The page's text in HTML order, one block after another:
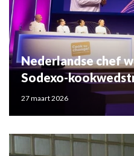
Nederlandse chef
Sodexo-
27 maart 2026